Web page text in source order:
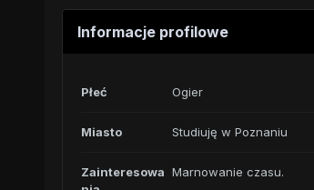
Informacje profilowe
Płeć Ogier
Miasto Studiuję w Poznaniu
Zainteresowa Marnowanie czasu.